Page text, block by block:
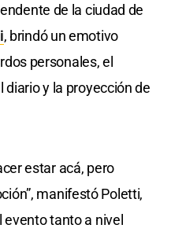
de la ciudad de
, brindó un emotivo
personales, el
y la proyección de
estar acá, pero
manifestó Poletti,
evento tanto a nivel